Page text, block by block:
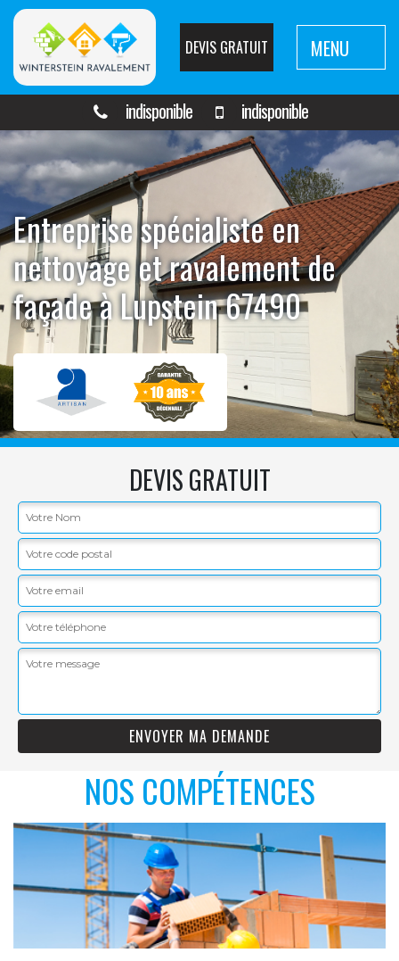
DEVIS GRATUIT MENU
indisponible indisponible
Entreprise spécialiste en
nettoyage et ravalement de
façade à Lupstein 67490
DEVIS GRATUIT
NOS COMPÉTENCES